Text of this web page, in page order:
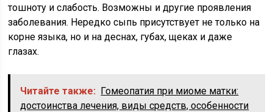
тошноту и слабость. Возможны и другие проявления
заболевания. Нередко сыпь присутствует не только на
корне языка, но и на деснах, губах, щеках и даже
глазах.
Читайте также: Гомеопатия при миоме матки:
достоинства лечения, виды средств, особенности